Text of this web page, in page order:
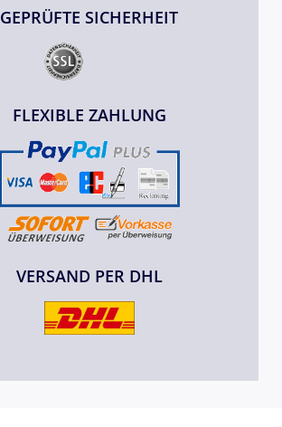
GEPRÜFTE SICHERHEIT
FLEXIBLE ZAHLUNG
VERSAND PER DHL